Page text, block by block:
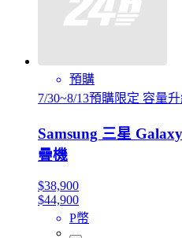
預購
7/30~8/13預購限定 容量
Samsung 三星
疊機
$38,900
$44,900
P幣